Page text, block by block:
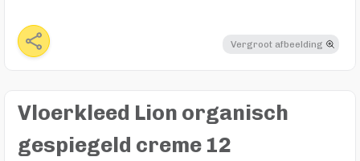
Vergroot afbeelding
Vloerkleed Lion organisch
gespiegeld creme 12